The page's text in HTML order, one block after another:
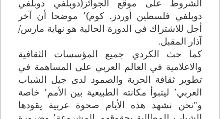
الشروط على موقع الجوائز(دوبلفي دوبلفي
دوبلفي فلسطين أوردز. كوم)٬ موضحا أن آخر
أجل للاشتراك في الدورة الحالية هو نهاية مارس/
آذار المقبل.
كما حث الكردي جميع المؤسسات الثقافية
والاعلامية في العالم العربي على المساهمة في
تطوير ثقافة الحرية والصمود لدى جيل الشباب
العربي٬ ليتبوأ مكانته الطبيعية بين الأمم٬ خاصة
و"نحن نشهد هذه الأيام صحوة عربية يقودها